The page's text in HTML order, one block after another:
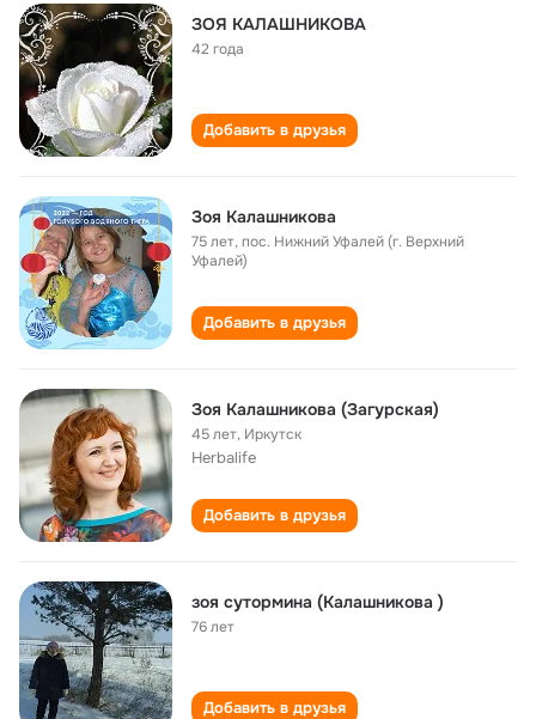
ЗОЯ КАЛАШНИКОВА
42 года
Добавить в друзья
Зоя Калашникова
75 лет,пос. Нижний Уфалей (г. Верхний
Уфалей)
Добавить в друзья
Зоя Калашникова (Загурская)
45 лет, Иркутск
Herbalife
Добавить в друзья
зоя сутормина (Калашникова )
76 лет
Добавить в друзья